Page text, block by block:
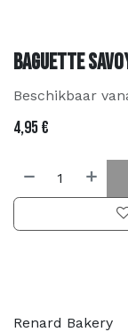
Baguette
Beschikbaar
4,95€
Renard Bakery